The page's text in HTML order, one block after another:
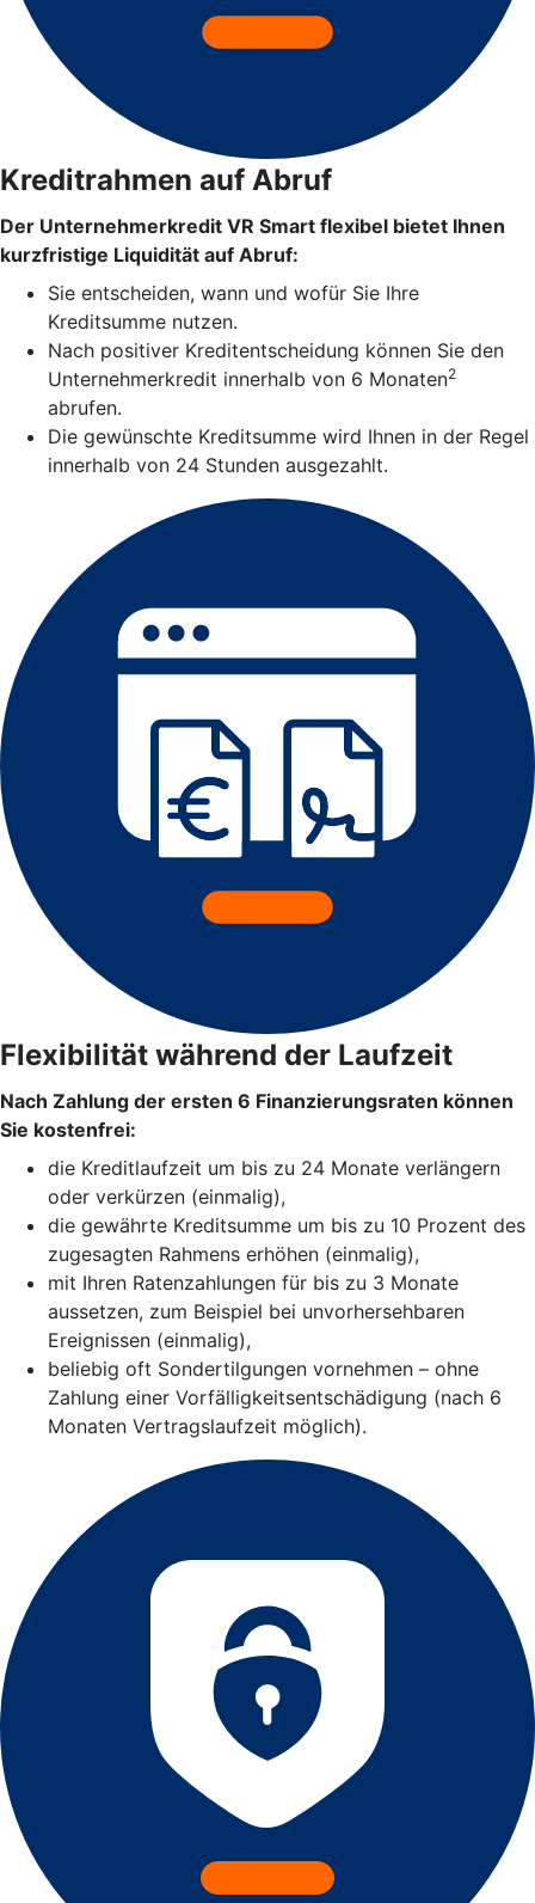
Kreditrahmen auf Abruf
Der Unternehmerkredit VR Smart flexibel bietet Ihnen
kurzfristige Liquidität auf Abruf:
Sie entscheiden, wann und wofür Sie Ihre
Kreditsumme nutzen.
Nach positiver Kreditentscheidung können Sie den
Unternehmerkredit innerhalb von 6 Monaten2
abrufen.
Die gewünschte Kreditsumme wird Ihnen in der Regel
innerhalb von 24 Stunden ausgezahlt.
Flexibilität während der Laufzeit
Nach Zahlung der ersten 6 Finanzierungsraten können
Sie kostenfrei:
die Kreditlaufzeit um bis zu 24 Monate verlängern
oder verkürzen (einmalig),
die gewährte Kreditsumme um bis zu 10 Prozent des
zugesagten Rahmens erhöhen (einmalig),
mit Ihren Ratenzahlungen für bis zu 3 Monate
aussetzen, zum Beispiel bei unvorhersehbaren
Ereignissen (einmalig),
beliebig oft Sondertilgungen vornehmen – ohne
Zahlung einer Vorfälligkeitsentschädigung (nach 6
Monaten Vertragslaufzeit möglich).